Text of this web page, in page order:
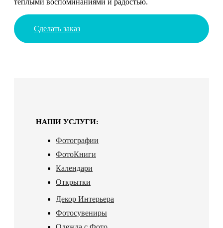
Сделать заказ
НАШИ УСЛУГИ:
Фотографии
ФотоКниги
Календари
Открытки
Декор Интерьера
Фотосувениры